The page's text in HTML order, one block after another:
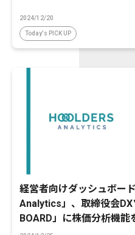
2024/12/20
Today's PICK UP
経営者向けダッシュボー
Analytics」、取締役会
BOARD」に株価分析機能